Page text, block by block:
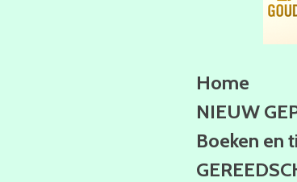
Home
NIEUW
Boeken en